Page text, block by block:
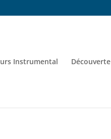
Instrumental Découverte